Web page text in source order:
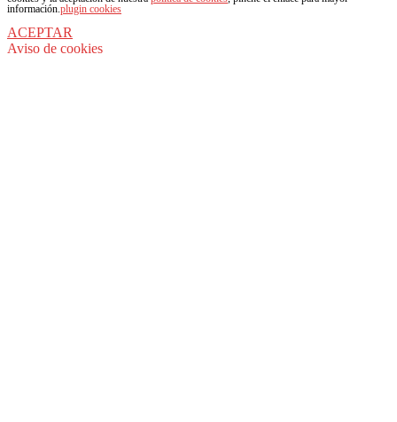
información.plugin cookies
ACEPTAR
Aviso de cookies